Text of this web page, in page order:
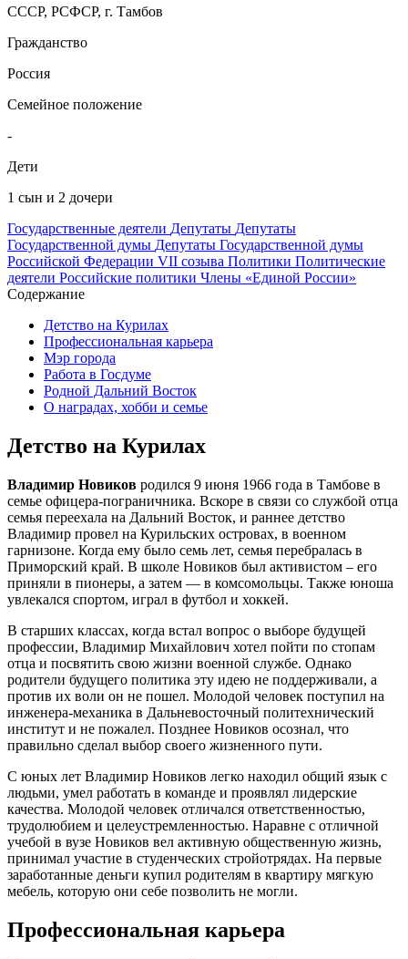
СССР, РСФСР, г. Тамбов
Гражданство
Россия
Семейное положение
-
Дети
1 сын и 2 дочери
Государственные деятели Депутаты Депутаты
Государственной думы Депутаты Государственной думы
Российской Федерации VII созыва Политики Политические
деятели Российские политики Члены «Единой России»
Содержание
Детство на Курилах
Профессиональная карьера
Мэр города
Работа в Госдуме
Родной Дальний Восток
О наградах, хобби и семье
Детство на Курилах
Владимир Новиков родился 9 июня 1966 года в Тамбове в
семье офицера-пограничника. Вскоре в связи со службой отца
семья переехала на Дальний Восток, и раннее детство
Владимир провел на Курильских островах, в военном
гарнизоне. Когда ему было семь лет, семья перебралась в
Приморский край. В школе Новиков был активистом – его
приняли в пионеры, а затем — в комсомольцы. Также юноша
увлекался спортом, играл в футбол и хоккей.
В старших классах, когда встал вопрос о выборе будущей
профессии, Владимир Михайлович хотел пойти по стопам
отца и посвятить свою жизни военной службе. Однако
родители будущего политика эту идею не поддерживали, а
против их воли он не пошел. Молодой человек поступил на
инженера-механика в Дальневосточный политехнический
институт и не пожалел. Позднее Новиков осознал, что
правильно сделал выбор своего жизненного пути.
С юных лет Владимир Новиков легко находил общий язык с
людьми, умел работать в команде и проявлял лидерские
качества. Молодой человек отличался ответственностью,
трудолюбием и целеустремленностью. Наравне с отличной
учебой в вузе Новиков вел активную общественную жизнь,
принимал участие в студенческих стройотрядах. На первые
заработанные деньги купил родителям в квартиру мягкую
мебель, которую они себе позволить не могли.
Профессиональная карьера